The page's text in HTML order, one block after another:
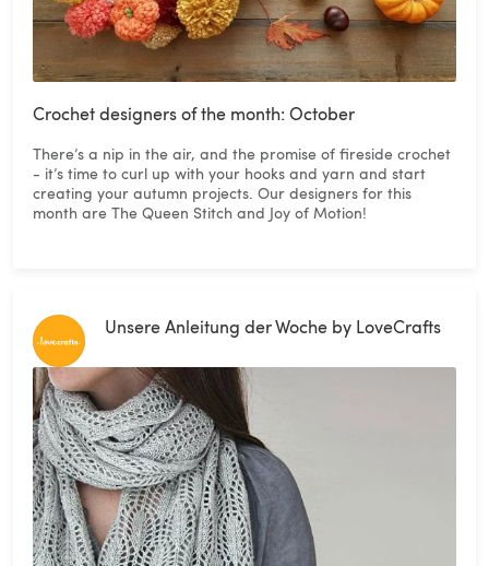
Crochet designers of the month: October
There’s a nip in the air, and the promise of fireside crochet
- it’s time to curl up with your hooks and yarn and start
creating your autumn projects. Our designers for this
month are The Queen Stitch and Joy of Motion!
Unsere Anleitung der Woche by LoveCrafts